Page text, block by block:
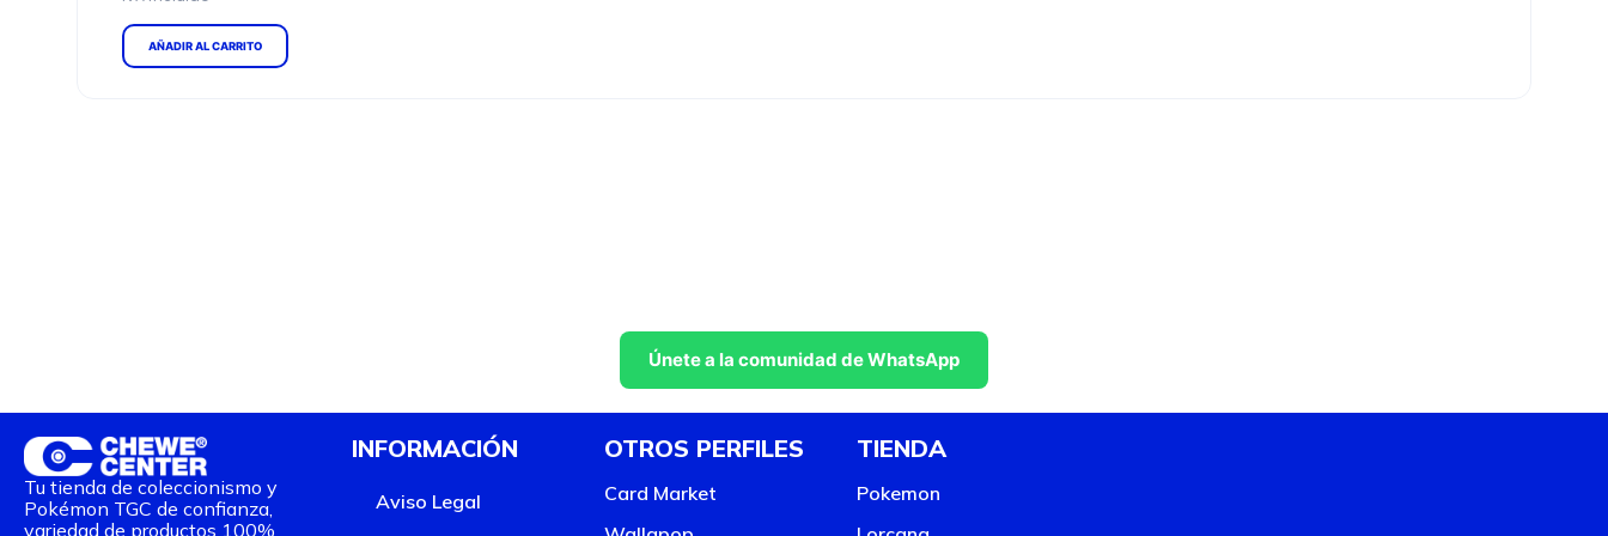
AÑADIR AL CARRITO
Únete a la comunidad de WhatsApp
Tu tienda de coleccionismo y
Pokémon TGC de confianza,
variedad de productos 100%
INFORMACIÓN
Aviso Legal
OTROS PERFILES
Card Market
TIENDA
Pokemon